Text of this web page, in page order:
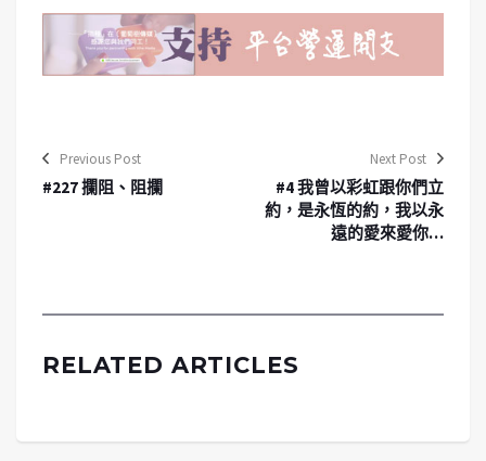
Previous Post
#227 攔阻、阻攔
Next Post
#4 我曾以彩虹跟你們立
約，是永恆的約，我以永
遠的愛來愛你…
RELATED ARTICLES